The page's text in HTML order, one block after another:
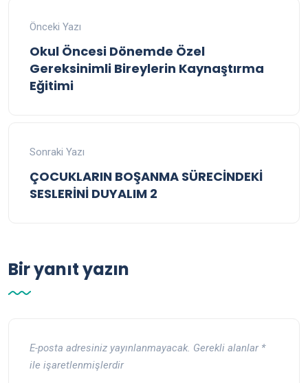
Önceki Yazı
Okul Öncesi Dönemde Özel
Gereksinimli Bireylerin Kaynaştırma
Eğitimi
Sonraki Yazı
ÇOCUKLARIN BOŞANMA SÜRECİNDEKİ
SESLERİNİ DUYALIM 2
Bir yanıt yazın
E-posta adresiniz yayınlanmayacak. Gerekli alanlar *
ile işaretlenmişlerdir